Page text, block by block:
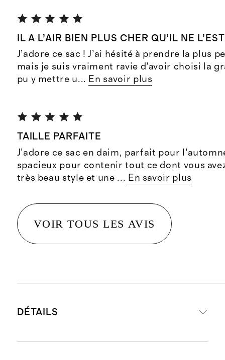
IL A L’AIR BIEN PLUS CHER QU’IL NE L’EST
J’adore ce sac ! J’ai hésité à prendre la plus
mais je suis vraiment ravie d’avoir choisi la
pu y mettre u... En savoir plus
TAILLE PARFAITE
J’adore ce sac en daim, parfait pour
spacieux pour contenir tout ce dont vous
très beau style et une ... En savoir plus
VOIR TOUS LES AVIS
DÉTAILS